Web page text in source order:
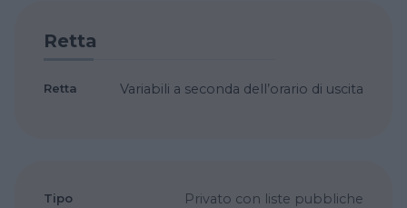
Retta
Retta Variabili a seconda dell’orario di uscita
Tipo Privato con liste pubbliche